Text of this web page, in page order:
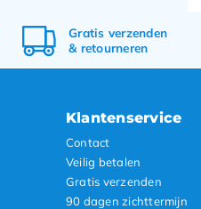
Gratis verzenden
& retourneren
Klantenservice
Contact
Veilig betalen
Gratis verzenden
90 dagen zichttermijn